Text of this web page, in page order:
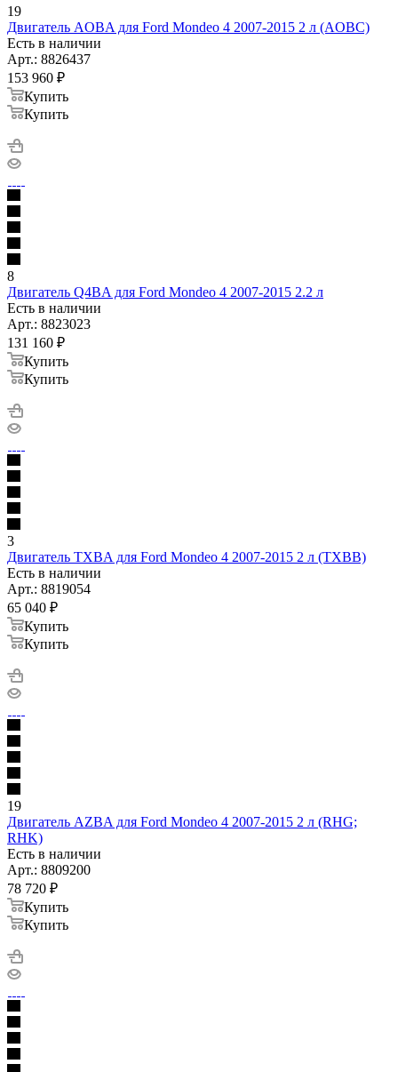
19
Двигатель AOBA для Ford Mondeo 4 2007-2015 2 л (AOBC)
Есть в наличии
Арт.: 8826437
153 960 ₽
Купить
Купить
8
Двигатель Q4BA для Ford Mondeo 4 2007-2015 2.2 л
Есть в наличии
Арт.: 8823023
131 160 ₽
Купить
Купить
3
Двигатель TXBA для Ford Mondeo 4 2007-2015 2 л (TXBB)
Есть в наличии
Арт.: 8819054
65 040 ₽
Купить
Купить
19
Двигатель AZBA для Ford Mondeo 4 2007-2015 2 л (RHG;
RHK)
Есть в наличии
Арт.: 8809200
78 720 ₽
Купить
Купить